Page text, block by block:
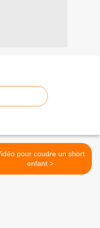
pour coudre un short
enfant >